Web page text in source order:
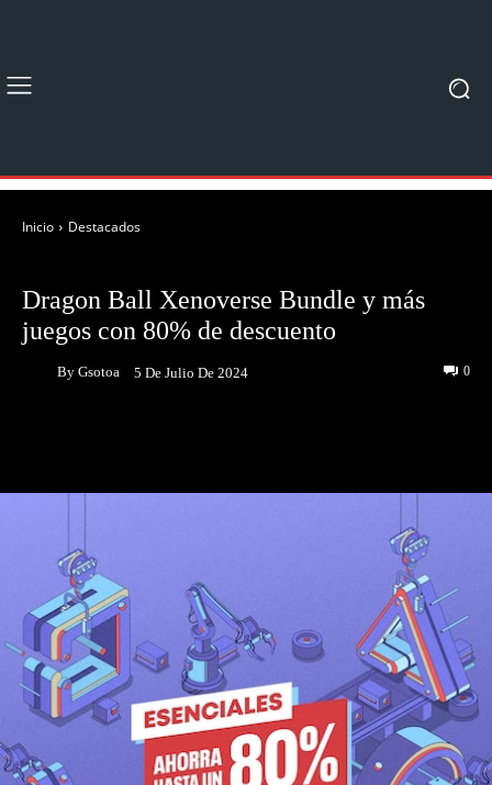
Inicio Destacados
Dragon Ball Xenoverse Bundle y más
juegos con 80% de descuento
By Gsotoa 5 De Julio De 2024 0